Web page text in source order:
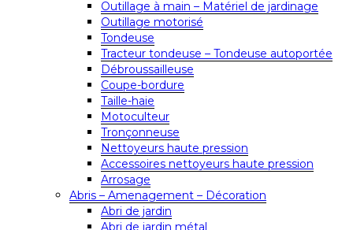
Outillage à main – Matériel de jardinage
Outillage motorisé
Tondeuse
Tracteur tondeuse – Tondeuse autoportée
Débroussailleuse
Coupe-bordure
Taille-haie
Motoculteur
Tronçonneuse
Nettoyeurs haute pression
Accessoires nettoyeurs haute pression
Arrosage
Abris – Amenagement – Décoration
Abri de jardin
Abri de jardin métal